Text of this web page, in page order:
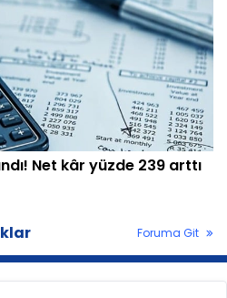
Net kâr yüzde 239 arttı
Foruma Git